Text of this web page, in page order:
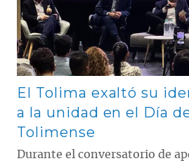
El Tolima exaltó su
a la unidad en el Día
Tolimense
Durante el conversatorio de